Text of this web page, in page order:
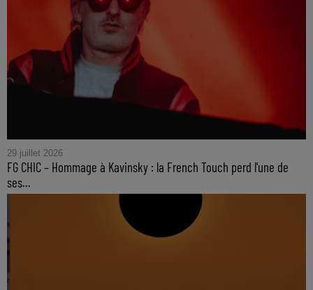
29 juillet 2026
FG CHIC – Hommage à Kavinsky : la French Touch perd l'une de
ses...